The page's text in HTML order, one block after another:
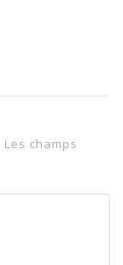
Les champs